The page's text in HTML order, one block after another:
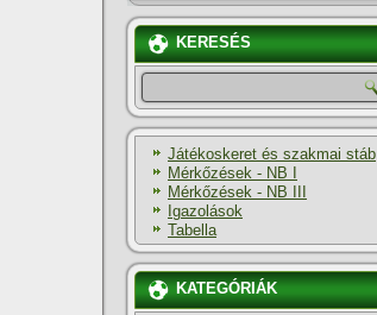
KERESÉS
Játékoskeret és szakmai stáb
Mérkőzések - NB I
Mérkőzések - NB III
Igazolások
Tabella
KATEGÓRIÁK